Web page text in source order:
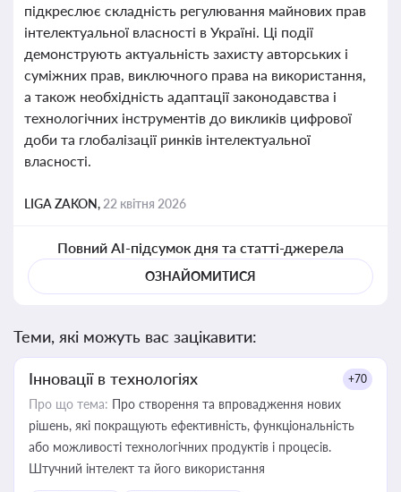
підкреслює складність регулювання майнових прав
інтелектуальної власності в Україні. Ці події
демонструють актуальність захисту авторських і
суміжних прав, виключного права на використання,
а також необхідність адаптації законодавства і
технологічних інструментів до викликів цифрової
доби та глобалізації ринків інтелектуальної
власності.
LIGA ZAKON, 22 квітня 2026
Повний AI-підсумок дня та статті-джерела
ОЗНАЙОМИТИСЯ
Теми, які можуть вас зацікавити:
Інновації в технологіях +70
Про що тема: Про створення та впровадження нових
рішень, які покращують ефективність, функціональність
або можливості технологічних продуктів і процесів.
Штучний інтелект та його використання